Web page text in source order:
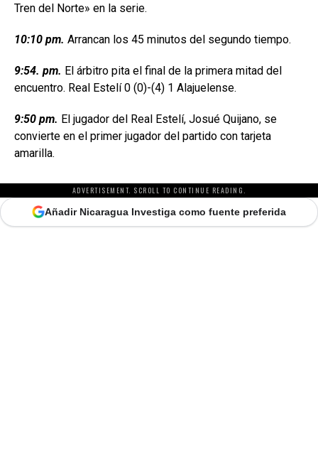
Tren del Norte» en la serie.
10:10 pm. Arrancan los 45 minutos del segundo tiempo.
9:54. pm. El árbitro pita el final de la primera mitad del
encuentro. Real Estelí 0 (0)-(4) 1 Alajuelense.
9:50 pm. El jugador del Real Estelí, Josué Quijano, se
convierte en el primer jugador del partido con tarjeta
amarilla.
ADVERTISEMENT. SCROLL TO CONTINUE READING.
Añadir Nicaragua Investiga como fuente preferida